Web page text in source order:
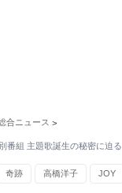
合ニュース >
番組 主題歌誕生の秘密に迫る
奇跡 高橋洋子 JOY